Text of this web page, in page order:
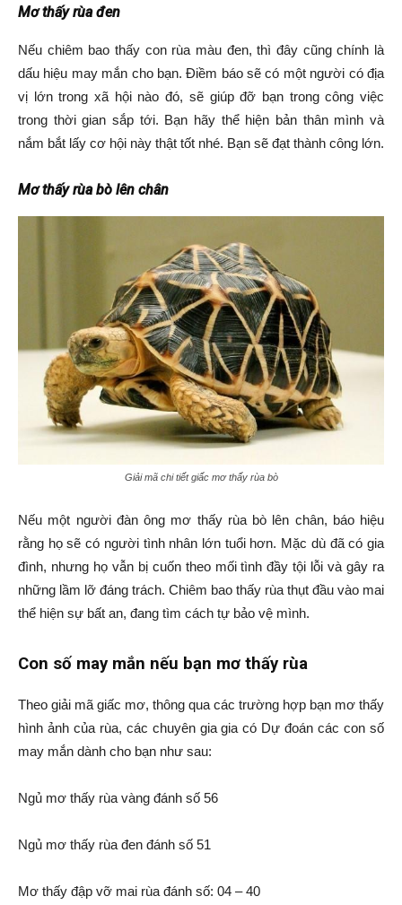
Mơ thấy rùa đen
Nếu chiêm bao thấy con rùa màu đen, thì đây cũng chính là
dấu hiệu may mắn cho bạn. Điềm báo sẽ có một người có địa
vị lớn trong xã hội nào đó, sẽ giúp đỡ bạn trong công việc
trong thời gian sắp tới. Bạn hãy thể hiện bản thân mình và
nắm bắt lấy cơ hội này thật tốt nhé. Bạn sẽ đạt thành công lớn.
Mơ thấy rùa bò lên chân
Giải mã chi tiết giấc mơ thấy rùa bò
Nếu một người đàn ông mơ thấy rùa bò lên chân, báo hiệu
rằng họ sẽ có người tình nhân lớn tuổi hơn. Mặc dù đã có gia
đình, nhưng họ vẫn bị cuốn theo mối tình đầy tội lỗi và gây ra
những lầm lỡ đáng trách. Chiêm bao thấy rùa thụt đầu vào mai
thể hiện sự bất an, đang tìm cách tự bảo vệ mình.
Con số may mắn nếu bạn mơ thấy rùa
Theo giải mã giấc mơ, thông qua các trường hợp bạn mơ thấy
hình ảnh của rùa, các chuyên gia gia có Dự đoán các con số
may mắn dành cho bạn như sau:
Ngủ mơ thấy rùa vàng đánh số 56
Ngủ mơ thấy rùa đen đánh số 51
Mơ thấy đập vỡ mai rùa đánh số: 04 – 40